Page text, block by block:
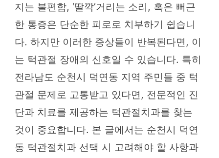
지는 불편함, ‘딸깍’거리는 소리, 혹은 뻐근
한 통증은 단순한 피로로 치부하기 쉽습니
다. 하지만 이러한 증상들이 반복된다면, 이
는 턱관절 장애의 신호일 수 있습니다. 특히
전라남도 순천시 덕연동 지역 주민들 중 턱
관절 문제로 고통받고 있다면, 전문적인 진
단과 치료를 제공하는 턱관절치과를 찾는
것이 중요합니다. 본 글에서는 순천시 덕연
동 턱관절치과 선택 시 고려해야 할 사항과